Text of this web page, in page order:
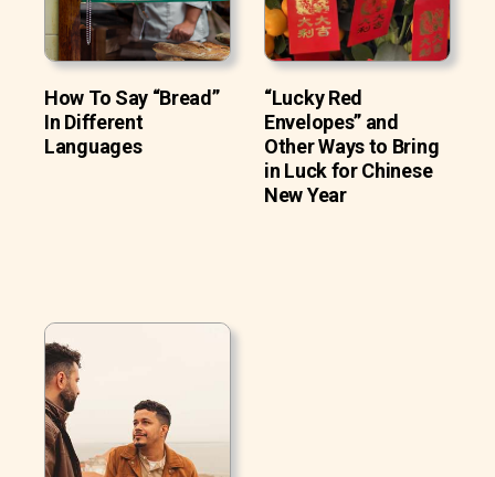
How To Say “Bread”
In Different
Languages
“Lucky Red
Envelopes” and
Other Ways to Bring
in Luck for Chinese
New Year